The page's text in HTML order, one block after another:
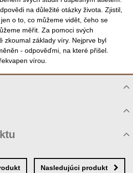
na důležité otázky života. Zjistil,
o to, co můžeme vidět, čeho se
měřit. Za pomoci svých
zkoumal základy víry. Nejprve byl
- odpověďmi, na které přišel.
vírou.
Buďte prvý!
Nasledujúci produkt